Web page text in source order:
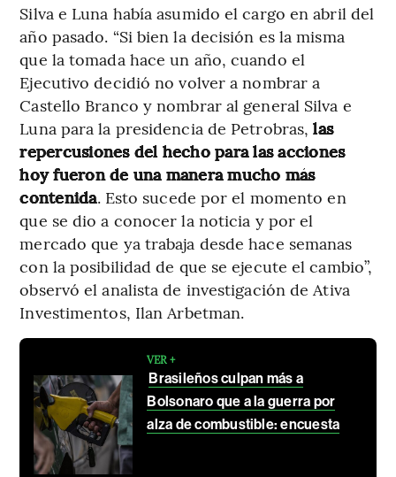
Silva e Luna había asumido el cargo en abril del
año pasado. “Si bien la decisión es la misma
que la tomada hace un año, cuando el
Ejecutivo decidió no volver a nombrar a
Castello Branco y nombrar al general Silva e
Luna para la presidencia de Petrobras, las
repercusiones del hecho para las acciones
hoy fueron de una manera mucho más
contenida. Esto sucede por el momento en
que se dio a conocer la noticia y por el
mercado que ya trabaja desde hace semanas
con la posibilidad de que se ejecute el cambio”,
observó el analista de investigación de Ativa
Investimentos, Ilan Arbetman.
VER +
Brasileños culpan más a
Bolsonaro que a la guerra por
alza de combustible: encuesta